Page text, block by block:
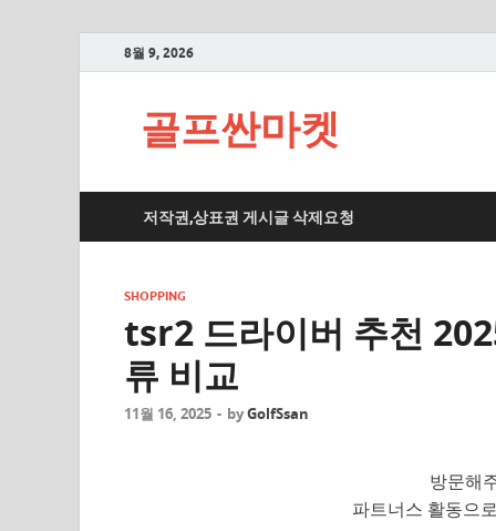
8월 9, 2026
골프싼마켓
저작권,상표권 게시글 삭제요청
SHOPPING
tsr2 드라이버 추천
류 비교
11월 16, 2025 - byGolfSsan
방문해
파트너스 활동으